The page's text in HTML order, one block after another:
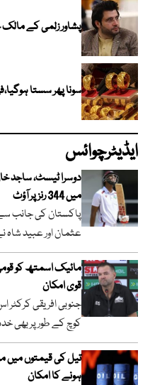
پشاور زلمی کے مالک
سونا پھر سستا
ایڈیٹرچوائس
دوسرا ٹیسٹ، ساجد
میں 344 رنز پر آؤٹ
عثمان اور عبید شاہ
مائیک اسمتھ کو
قوی امکان
جنوبی افریقی
کوچ کے طور پر بھی
تیل کی قیمتوں میں
ہونے کا امکان